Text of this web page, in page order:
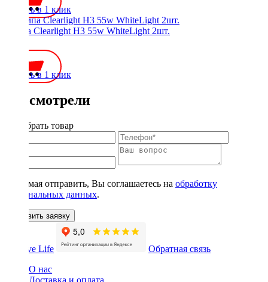
Купить в 1 клик
Лампа Clearlight H3 55w WhiteLight 2шт.
Купить в 1 клик
Вы смотрели
Подобрать товар
Нажимая отправить, Вы соглашаетесь на обработку
персональных данных.
Оставить заявку
Обратная связь
О нас
Доставка и оплата